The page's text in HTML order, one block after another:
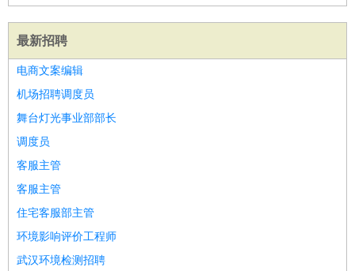
最新招聘
电商文案编辑
机场招聘调度员
舞台灯光事业部部长
调度员
客服主管
客服主管
住宅客服部主管
环境影响评价工程师
武汉环境检测招聘